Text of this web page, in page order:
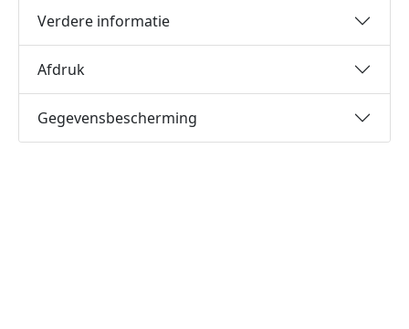
Verdere informatie
Afdruk
Gegevensbescherming